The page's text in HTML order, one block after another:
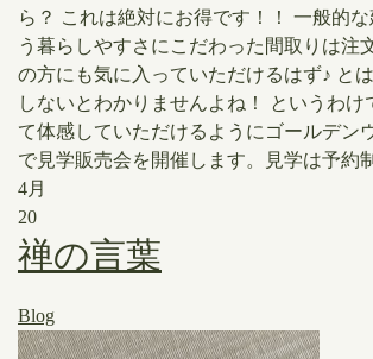
ら？ これは絶対にお得です！！ 一般的
う暮らしやすさにこだわった間取りは注
の方にも気に入っていただけるはず♪ と
しないとわかりませんよね！ というわけ
て体感していただけるようにゴールデン
で見学販売会を開催します。見学は予約
4月
20
禅の言葉
Blog